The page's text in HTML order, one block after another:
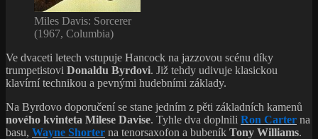
Miles Davis: Sorcerer
(1967, Columbia)
Ve dvaceti letech vstupuje Hancock na jazzovou scénu díky
trumpetistovi Donaldu Byrdovi. Již tehdy udivuje klasickou
klavírní technikou a pevnými hudebními základy.
Na Byrdovo doporučení se stane jedním z pěti základních kamenů
nového kvinteta Milese Davise. Tyhle dva doplnili Ron Carter na
basu, Wayne Shorter na tenorsaxofon a bubeník Tony Williams.